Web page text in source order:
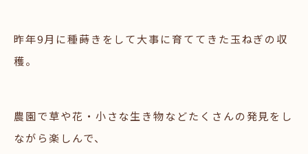
昨年9月に種蒔きをして大事に育ててきた玉ねぎの収
穫。
農園で草や花・小さな生き物などたくさんの発見をし
ながら楽しんで、